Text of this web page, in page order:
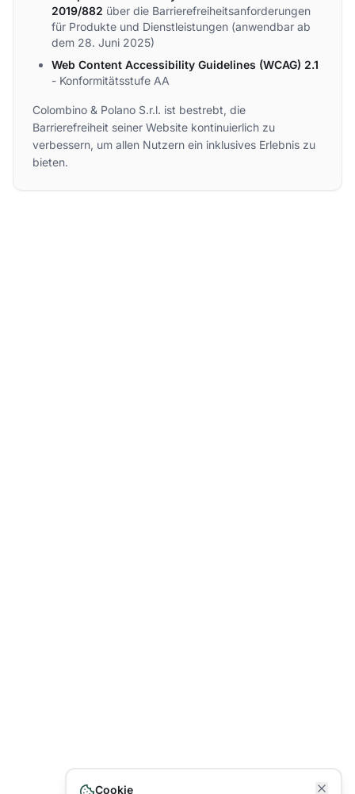
2019/882 über die Barrierefreiheitsanforderungen
für Produkte und Dienstleistungen (anwendbar ab
dem 28. Juni 2025)
Web Content Accessibility Guidelines (WCAG) 2.1
- Konformitätsstufe AA
Colombino & Polano S.r.l. ist bestrebt, die
Barrierefreiheit seiner Website kontinuierlich zu
verbessern, um allen Nutzern ein inklusives Erlebnis zu
bieten.
Cookie